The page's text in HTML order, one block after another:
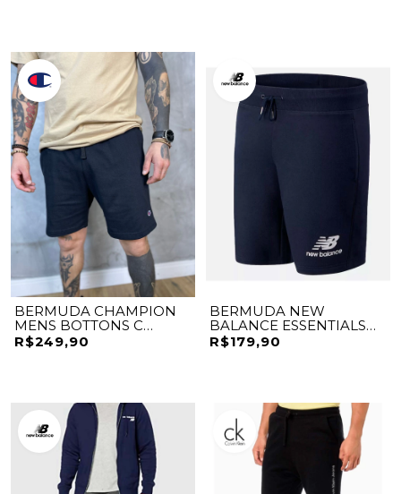
BERMUDA CHAMPION
MENS BOTTONS C
PATCH
R$249,90
BERMUDA NEW
BALANCE ESSENTIALS
STACKED
R$179,90